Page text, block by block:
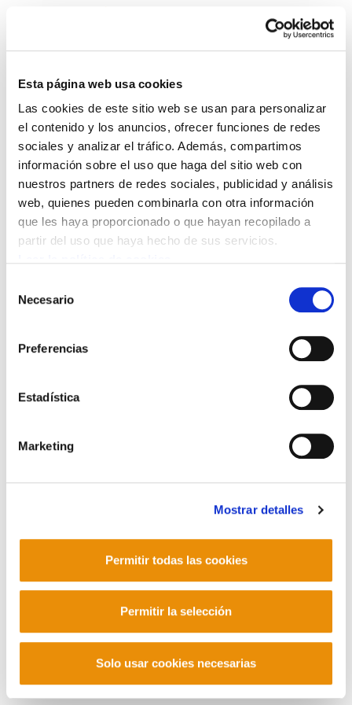
Esta página web usa cookies
Las cookies de este sitio web se usan para personalizar
el contenido y los anuncios, ofrecer funciones de redes
sociales y analizar el tráfico. Además, compartimos
información sobre el uso que haga del sitio web con
nuestros partners de redes sociales, publicidad y análisis
web, quienes pueden combinarla con otra información
que les haya proporcionado o que hayan recopilado a
partir del uso que haya hecho de sus servicios.
Necesario
Preferencias
Estadística
Marketing
Mostrar detalles
Permitir todas las cookies
Permitir la selección
Solo usar cookies necesarias
Boletín 20 del Gabinete
de Estudios: huelga
general
Boletin 17-05-2013.pdf 212.4 KB
EN EL ESTADO ESPAÑOL, NO ASÍ EN EUROPA 2.-
DIGNO Y DE CALIDAD 3.- LAS PENSIONES Y EL
FACTOR DE SOSTENIBILIDAD 4.- PROPUESTA: LA
CANAL DE INFORMACIÓN
CONTACTO
Manu Robles-Arangiz Institutua Fundazioa
Telf. +34 94 403 77 99
Corderliers karrika 20 - 64100 Baiona -
Contacto
Mastodon